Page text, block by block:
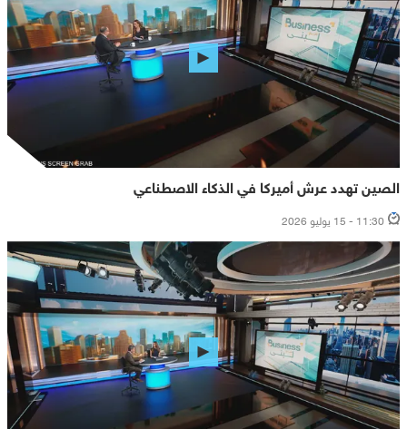
الصين تهدد عرش أميركا في الذكاء الاصطناعي
11:30 - 15 يوليو 2026